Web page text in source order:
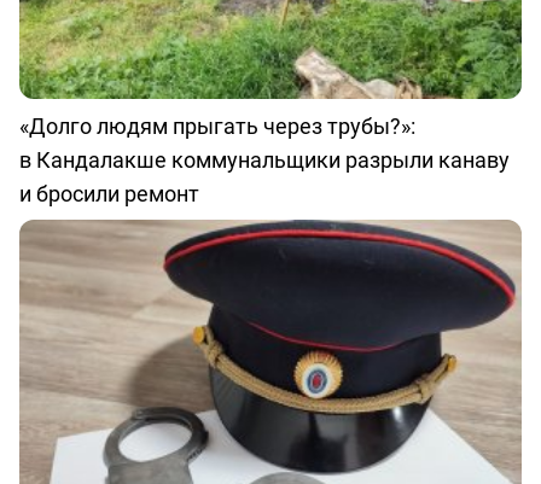
«Долго людям прыгать через трубы?»:
в Кандалакше коммунальщики разрыли канаву
и бросили ремонт